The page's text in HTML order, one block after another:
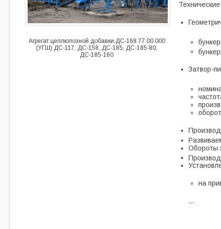
Агрегат целлюлозной добавки ДС-168.77.00.000
(УГШ) ДС-117, ДС-158, ДС-185, ДС-185-80,
ДС-185-160
Затвор-
Обороты
на
…